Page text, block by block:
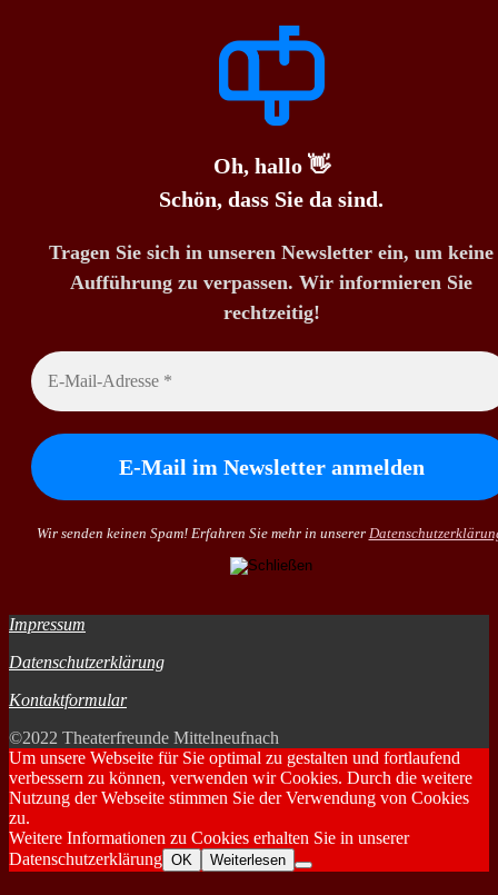
Oh, hallo 👋
Schön, dass Sie da sind.
Tragen Sie sich in unseren Newsletter ein, um keine
Aufführung zu verpassen. Wir informieren Sie
rechtzeitig!
Wir senden keinen Spam! Erfahren Sie mehr in unserer
Impressum
Datenschutzerklärung
Kontaktformular
©2022 Theaterfreunde Mittelneufnach
Um unsere Webseite für Sie optimal zu gestalten und fortlaufend
verbessern zu können, verwenden wir Cookies. Durch die weitere
Nutzung der Webseite stimmen Sie der Verwendung von Cookies
zu.
Weitere Informationen zu Cookies erhalten Sie in unserer
Datenschutzerklärung OK Weiterlesen